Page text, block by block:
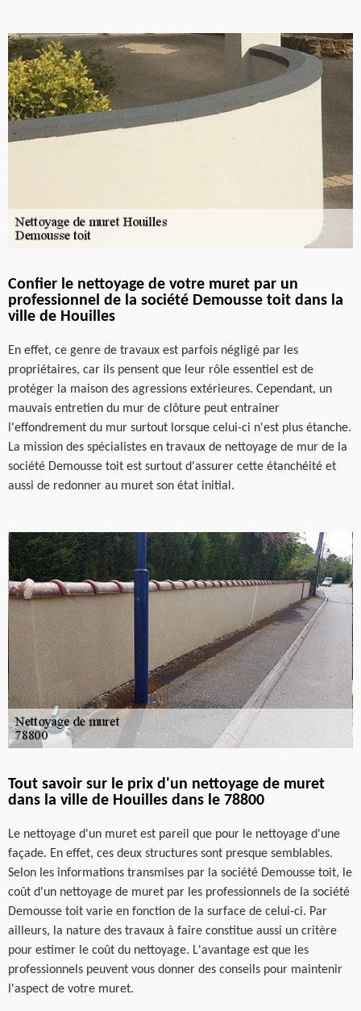
Confier le nettoyage de votre muret par un
professionnel de la société Demousse toit dans la
ville de Houilles
En effet, ce genre de travaux est parfois négligé par les
propriétaires, car ils pensent que leur rôle essentiel est de
protéger la maison des agressions extérieures. Cependant, un
mauvais entretien du mur de clôture peut entrainer
l'effondrement du mur surtout lorsque celui-ci n'est plus étanche.
La mission des spécialistes en travaux de nettoyage de mur de la
société Demousse toit est surtout d'assurer cette étanchéité et
aussi de redonner au muret son état initial.
Tout savoir sur le prix d'un nettoyage de muret
dans la ville de Houilles dans le 78800
Le nettoyage d'un muret est pareil que pour le nettoyage d'une
façade. En effet, ces deux structures sont presque semblables.
Selon les informations transmises par la société Demousse toit, le
coût d'un nettoyage de muret par les professionnels de la société
Demousse toit varie en fonction de la surface de celui-ci. Par
ailleurs, la nature des travaux à faire constitue aussi un critère
pour estimer le coût du nettoyage. L'avantage est que les
professionnels peuvent vous donner des conseils pour maintenir
l'aspect de votre muret.